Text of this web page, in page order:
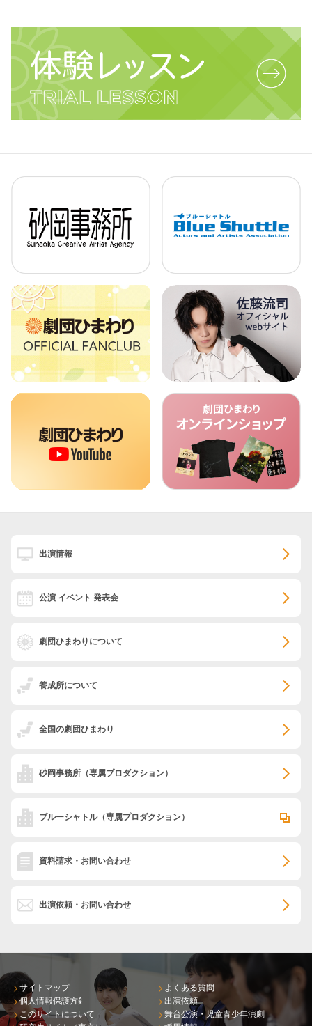
出演情報
公演 イベント 発表会
劇団ひまわりについて
養成所について
全国の劇団ひまわり
砂岡事務所 （専属プロダクション）
ブルーシャトル（専属プロダクション）
資料請求・お問い合わせ
出演依頼・お問い合わせ
サイトマップ
個人情報保護方針
このサイトについて
よくある質問
出演依頼
舞台公演・児童青少年演劇